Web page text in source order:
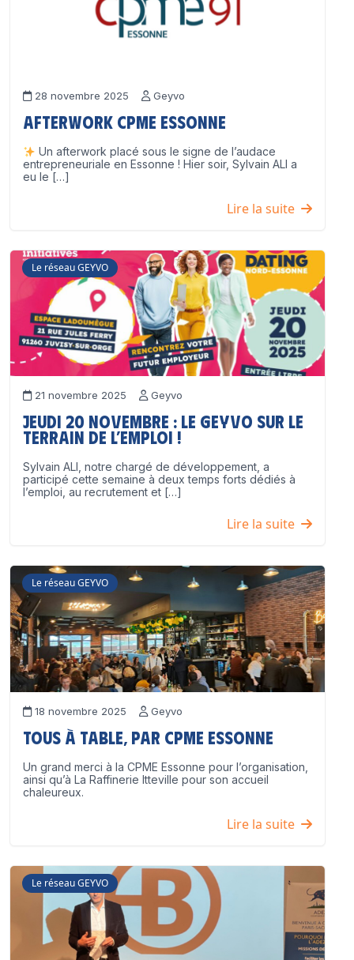
28 novembre 2025 Geyvo
Afterwork CPME Essonne
Un afterwork placé sous le signe de l’audace
entrepreneuriale en Essonne ! Hier soir, Sylvain ALI a
eu le […]
Lire la suite
Le réseau GEYVO
21 novembre 2025 Geyvo
Jeudi 20 novembre : le GEYVO sur le
terrain de l’emploi !
Sylvain ALI, notre chargé de développement, a
participé cette semaine à deux temps forts dédiés à
l’emploi, au recrutement et […]
Lire la suite
Le réseau GEYVO
18 novembre 2025 Geyvo
Tous à table, par CPME Essonne
Un grand merci à la CPME Essonne pour l’organisation,
ainsi qu’à La Raffinerie Itteville pour son accueil
chaleureux.
Lire la suite
Le réseau GEYVO